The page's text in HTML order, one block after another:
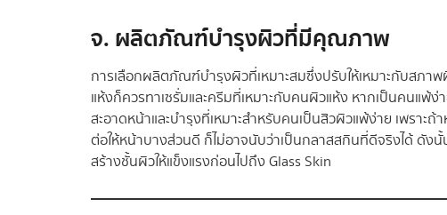
จ. ผลิตภัณฑ์บำรุงผิวที่มีคุณภาพ
การเลือกผลิตภัณฑ์บำรุงผิวที่เหมาะสมซึ่งปรับให้เหมาะกับสภ
แห้งก็ควรทาเซรั่มและครีมที่เหมาะกับคนผิวแห้ง หากเป็นคนแพ้
สะอาดหน้าและบำรุงที่เหมาะสำหรับคนเป็นสิวผิวแพ้ง่าย เพรา
ต่อให้หน้าบางส่วนดี ก็ไม่อาจนับว่าเป็นกลาสสกินที่ดีจริงได้ ดัง
สร้างชั้นผิวให้แข็งแรงก่อนไปถึง Glass Skin